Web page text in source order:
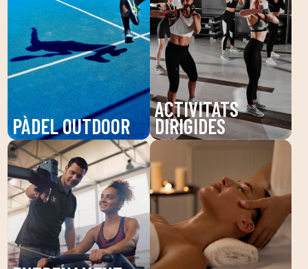
PÀDEL OUTDOOR
Gaudeix del pàdel a
DUIN SPORTS CLUB, un
esport dinàmic que
millora la teva agilitat i
resistència. Les nostres
pistes d'alta qualitat
són perfectes per a tots
ACTIVITATS
DIRIGIDES
Descobreix les nostres
activitats dirigides a
DUIN SPORTS CLUB:
Pilates, Zumba,
BodyPump i més. Millora
la teva salut i benestar
amb entrenaments